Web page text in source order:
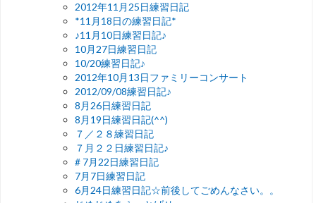
2012年11月25日練習日記
*11月18日の練習日記*
♪11月10日練習日記♪
10月27日練習日記
10/20練習日記♪
2012年10月13日ファミリーコンサート
2012/09/08練習日記♪
8月26日練習日記
8月19日練習日記(^^)
７／２８練習日記
７月２２日練習日記♪
# 7月22日練習日記
7月7日練習日記
6月24日練習日記☆前後してごめんなさい。。